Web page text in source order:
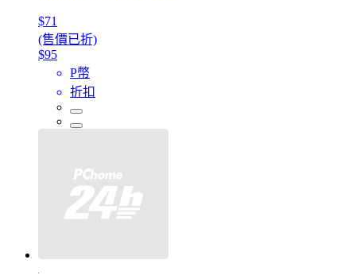
$71
(售價已折)
$95
P幣
折扣